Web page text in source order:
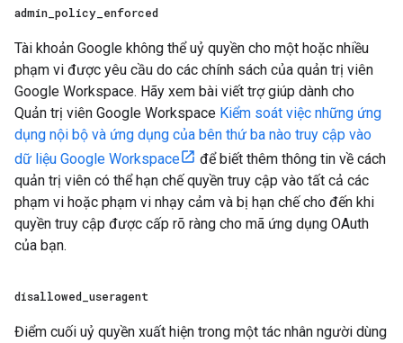
admin policy enforced
Tài khoản Google không thể uỷ quyền cho một hoặc nhiều
phạm vi được yêu cầu do các chính sách của quản trị viên
Google Workspace. Hãy xem bài viết trợ giúp dành cho
Quản trị viên Google Workspace Kiểm soát việc những ứng
dụng nội bộ và ứng dụng của bên thứ ba nào truy cập vào
dữ liệu Google Workspace
để biết thêm thông tin về cách
quản trị viên có thể hạn chế quyền truy cập vào tất cả các
phạm vi hoặc phạm vi nhạy cảm và bị hạn chế cho đến khi
quyền truy cập được cấp rõ ràng cho mã ứng dụng OAuth
của bạn.
disallowed useragent
Điểm cuối uỷ quyền xuất hiện trong một tác nhân người dùng